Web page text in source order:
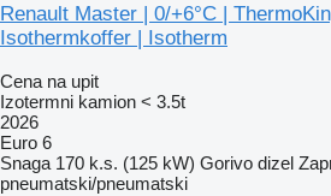
Renault Master | 0/+6°C |
Isothermkoffer | Isotherm
Cena na upit
Izotermni kamion < 3.5t
2026
Euro 6
Snaga 170 k.s. (125 kW) Gorivo dizel
pneumatski/pneumatski